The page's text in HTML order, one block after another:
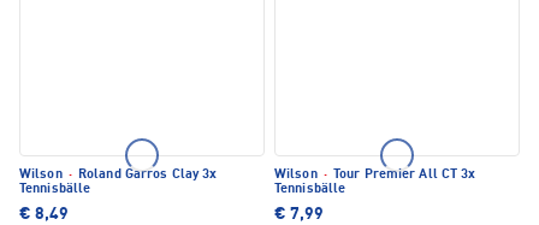
Wilson · Roland Garros Clay 3x
Tennisbälle
€ 8,49
Wilson ·
Tour Premier All CT 3x
Tennisbälle
€ 7,99